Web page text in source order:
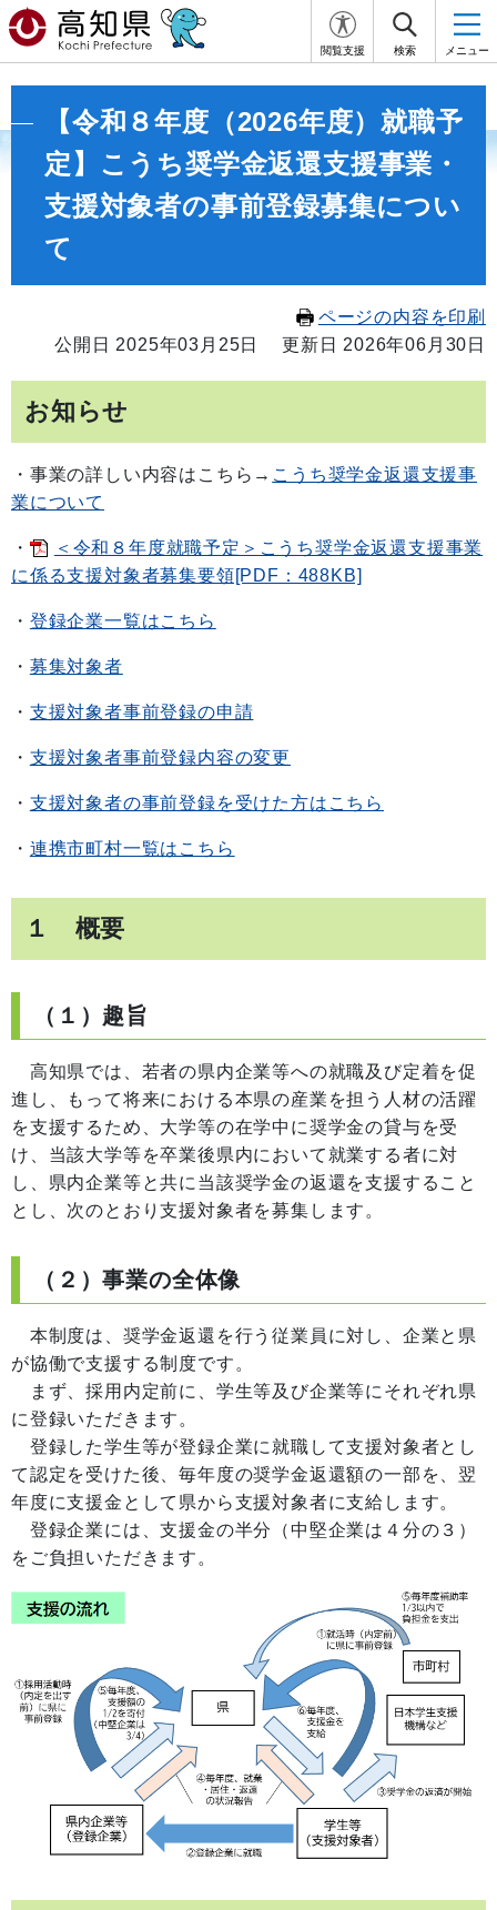
閲覧支援 検索 メニュー
【令和８年度（2026年度）就職予
定】こうち奨学金返還支援事業・
支援対象者の事前登録募集につい
て
ページの内容を印刷
公開日 2025年03月25日
更新日 2026年06月30日
お知らせ
・事業の詳しい内容はこちら→ こうち奨学金返還支援事
業について
・
＜令和８年度就職予定＞こうち奨学金返還支援事業
に係る支援対象者募集要領[PDF：488KB]
・ 登録企業一覧はこちら
・ 募集対象者
・ 支援対象者事前登録の申請
・ 支援対象者事前登録内容の変更
・ 支援対象者の事前登録を受けた方はこちら
・ 連携市町村一覧はこちら
１ 概要
（１）趣旨
高知県では、若者の県内企業等への就職及び定着を促
進し、もって将来における本県の産業を担う人材の活躍
を支援するため、大学等の在学中に奨学金の貸与を受
け、当該大学等を卒業後県内において就業する者に対
し、県内企業等と共に当該奨学金の返還を支援すること
とし、次のとおり支援対象者を募集します。
（２）事業の全体像
本制度は、奨学金返還を行う従業員に対し、企業と県
が協働で支援する制度です。
まず、採用内定前に、学生等及び企業等にそれぞれ県
に登録いただきます。
登録した学生等が登録企業に就職して支援対象者とし
て認定を受けた後、毎年度の奨学金返還額の一部を、翌
年度に支援金として県から支援対象者に支給します。
登録企業には、支援金の半分（中堅企業は４分の３）
をご負担いただきます。